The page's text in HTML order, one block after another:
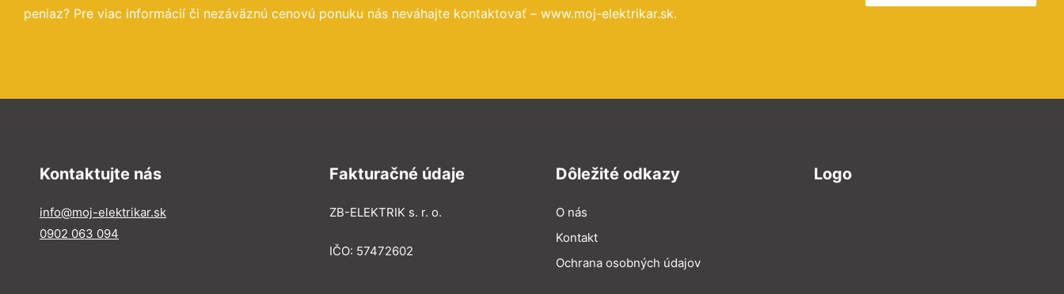
peniaz? Pre viac informácií či nezáväznú cenovú ponuku nás neváhajte kontaktovať – www.moj-elektrikar.sk.
Kontaktujte nás
info@moj-elektrikar.sk
0902 063 094
Fakturačné údaje
ZB-ELEKTRIK s. r. o.
IČO: 57472602
Dôležité odkazy
O nás
Kontakt
Ochrana osobných údajov
Logo